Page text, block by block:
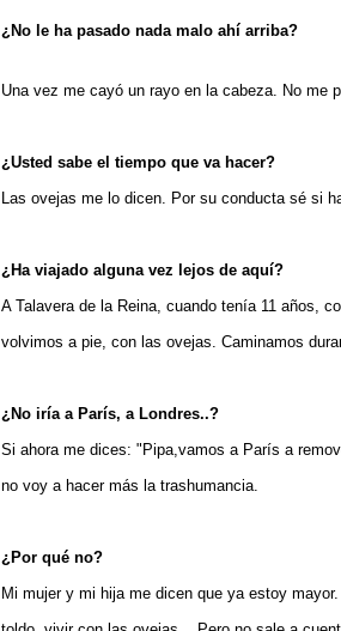
¿No le ha pasado nada malo ahí arriba?
Una vez me cayó un rayo en la cabeza. No me
¿Usted sabe el tiempo que va hacer?
Las ovejas me lo dicen. Por su conducta sé si
¿Ha viajado alguna vez lejos de aquí?
A Talavera de la Reina, cuando tenía 11 años,
volvimos a pie, con las ovejas. Caminamos
¿No iría a París, a Londres..?
Si ahora me dices: "Pipa,vamos a París a
no voy a hacer más la trashumancia.
¿Por qué no?
Mi mujer y mi hija me dicen que ya estoy